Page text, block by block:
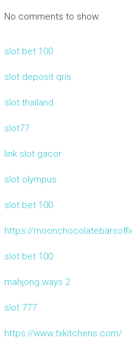
No comments to show.
slot bet 100
slot deposit qris
slot thailand
slot77
link slot gacor
slot olympus
slot bet 100
https://
slot bet 100
mahjong ways 2
slot 777
https://www.txkitchens.com/